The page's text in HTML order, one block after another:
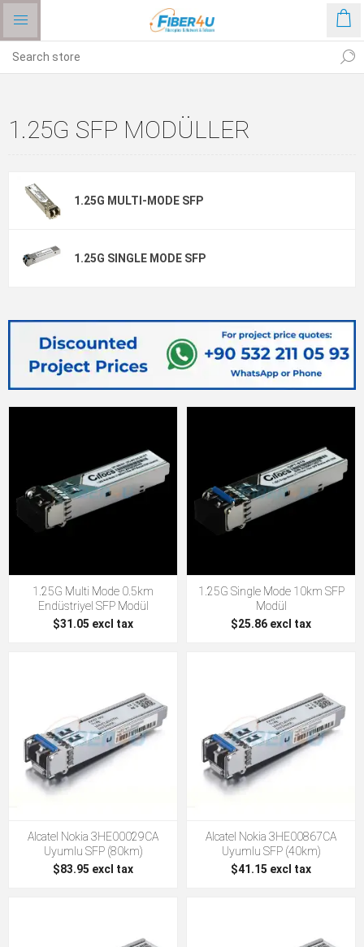
1.25G SFP MODÜLLER
1.25G MULTI-MODE SFP
1.25G SINGLE MODE SFP
1.25G Multi Mode 0.5km
Endüstriyel SFP Modül
$31.05 excl tax
1.25G Single Mode 10km SFP
Modül
$25.86 excl tax
Alcatel Nokia 3HE00029CA
Uyumlu SFP (80km)
$83.95 excl tax
Alcatel Nokia 3HE00867CA
Uyumlu SFP (40km)
$41.15 excl tax